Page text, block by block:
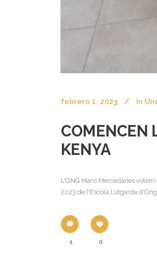
febrero 1, 2023 In
COMENCEN
KENYA
L'ONG Mans Mercedàries
2023 de l'Escola Lutgarda
1 0